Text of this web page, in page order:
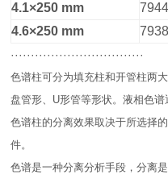
4.1×250 mm
4.6×250 mm
·································
色谱柱可分为填充柱和开管柱两
盘管形、U形管等形状。液相色谱
色谱柱的分离效果取决于所选择
件。
色谱是一种分离分析手段，分离